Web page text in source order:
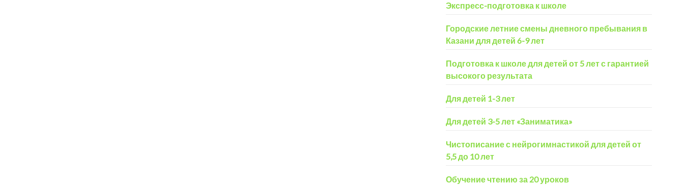
Экспресс-подготовка к школе
Городские летние смены дневного пребывания в
Казани для детей 6-9 лет
Подготовка к школе для детей от 5 лет с гарантией
высокого результата
Для детей 1-3 лет
Для детей 3-5 лет «Заниматика»
Чистописание с нейрогимнастикой для детей от
5,5 до 10 лет
Обучение чтению за 20 уроков